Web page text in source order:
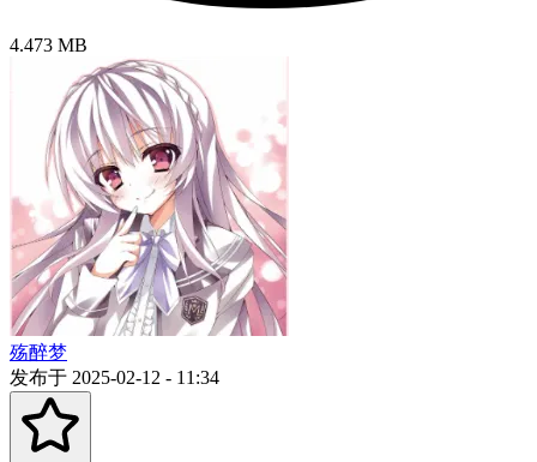
4.473 MB
殇醉梦
发布于 2025-02-12 - 11:34